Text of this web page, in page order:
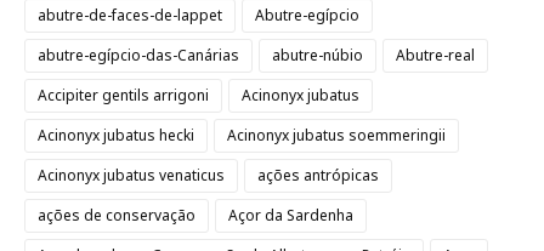
abutre-de-faces-de-lappet
Abutre-egípcio
abutre-egípcio-das-Canárias
abutre-núbio
Abutre-real
Accipiter gentils arrigoni
Acinonyx jubatus
Acinonyx jubatus hecki
Acinonyx jubatus soemmeringii
Acinonyx jubatus venaticus
ações antrópicas
ações de conservação
Açor da Sardenha